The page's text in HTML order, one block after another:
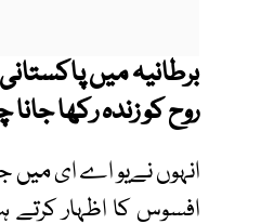
برطانیہ میں
روح کو زندہ رکھا
انہوں نےیو اے ای
افسوس کا اظہار